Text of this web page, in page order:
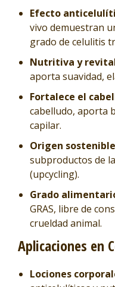
Efecto
vivo demuestran
grado de celulitis
Nutritiva y
aporta suavidad,
Fortalece el
cabelludo, aporta
capilar.
Origen
subproductos de
(upcycling).
Grado
GRAS, libre de
crueldad animal.
Aplicaciones en
Lociones